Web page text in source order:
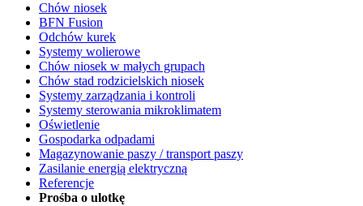
Chów niosek
BFN Fusion
Odchów kurek
Systemy wolierowe
Chów niosek w małych grupach
Chów stad rodzicielskich niosek
Systemy zarządzania i kontroli
Systemy sterowania mikroklimatem
Oświetlenie
Gospodarka odpadami
Magazynowanie paszy / transport paszy
Zasilanie energią elektryczną
Referencje
Prośba o ulotkę